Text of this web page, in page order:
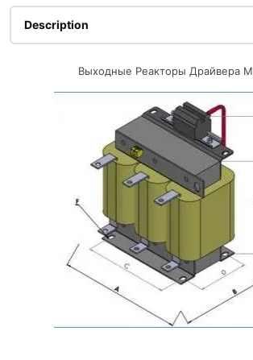
Description
Выходные Реакторы Драйвера